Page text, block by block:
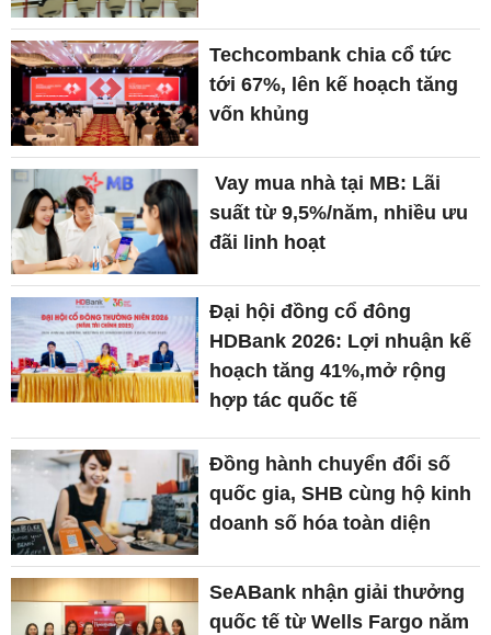
Techcombank chia cổ tức
tới 67%, lên kế hoạch tăng
vốn khủng
Vay mua nhà tại MB: Lãi
suất từ 9,5%/năm, nhiều ưu
đãi linh hoạt
Đại hội đồng cổ đông
HDBank 2026: Lợi nhuận kế
hoạch tăng 41%,mở rộng
hợp tác quốc tế
Đồng hành chuyển đổi số
quốc gia, SHB cùng hộ kinh
doanh số hóa toàn diện
SeABank nhận giải thưởng
quốc tế từ Wells Fargo năm